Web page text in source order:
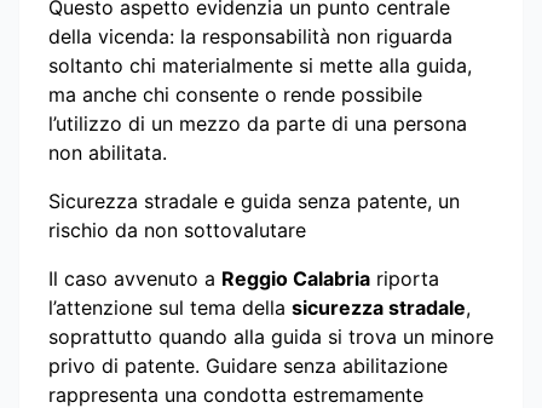
Questo aspetto evidenzia un punto centrale
della vicenda: la responsabilità non riguarda
soltanto chi materialmente si mette alla guida,
ma anche chi consente o rende possibile
l’utilizzo di un mezzo da parte di una persona
non abilitata.
Sicurezza stradale e guida senza patente, un
rischio da non sottovalutare
Il caso avvenuto a Reggio Calabria riporta
l’attenzione sul tema della sicurezza stradale,
soprattutto quando alla guida si trova un minore
privo di patente. Guidare senza abilitazione
rappresenta una condotta estremamente